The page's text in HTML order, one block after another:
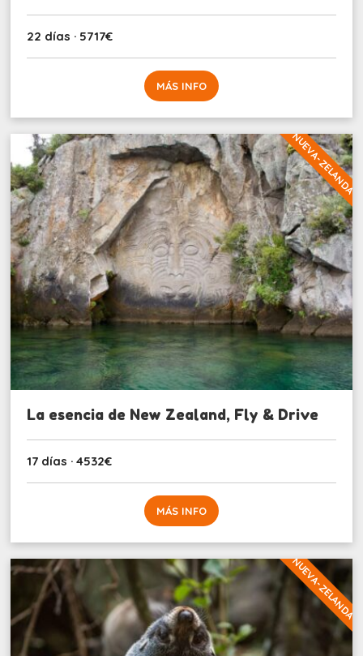
22 días · 5717€
MÁS INFO
NUEVA-ZELANDA
La esencia de New Zealand, Fly & Drive
17 días · 4532€
MÁS INFO
NUEVA-ZELANDA